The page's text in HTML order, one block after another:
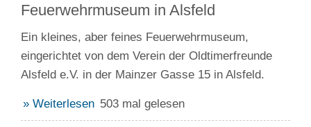
Feuerwehrmuseum in Alsfeld
Ein kleines, aber feines Feuerwehrmuseum,
eingerichtet von dem Verein der Oldtimerfreunde
Alsfeld e.V. in der Mainzer Gasse 15 in Alsfeld.
» Weiterlesen 503 mal gelesen